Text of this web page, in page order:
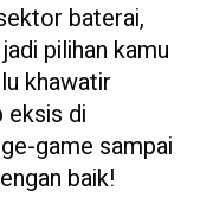
baterai,
pilihan kamu
khawatir
eksis di
game sampai
baik!